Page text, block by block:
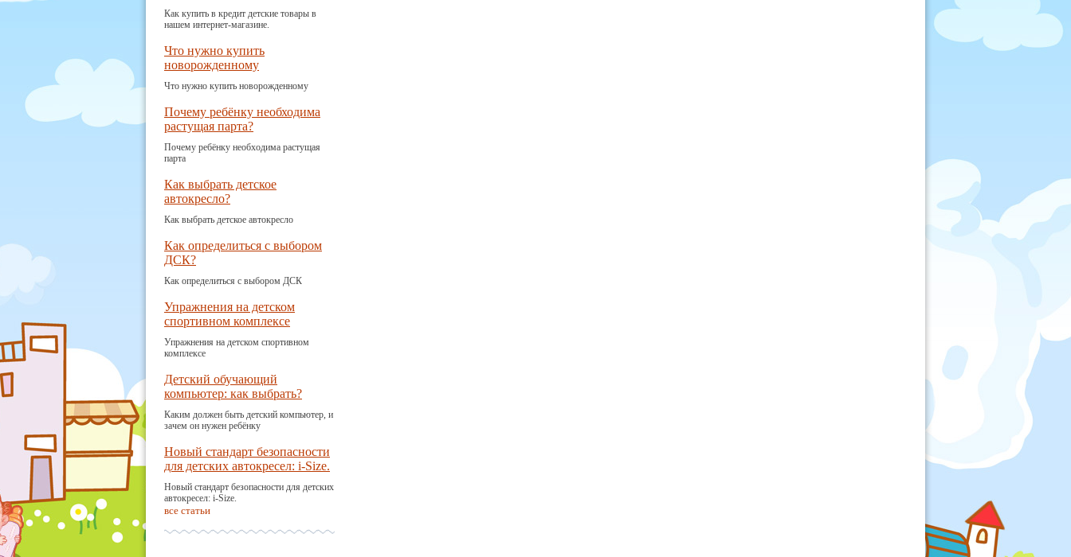
Как купить в кредит детские товары в
нашем интернет-магазине.
Что нужно купить
новорожденному
Что нужно купить новорожденному
Почему ребёнку необходима
растущая парта?
Почему ребёнку необходима растущая
парта
Как выбрать детское
автокресло?
Как выбрать детское автокресло
Как определиться с выбором
ДСК?
Как определиться с выбором ДСК
Упражнения на детском
спортивном комплексе
Упражнения на детском спортивном
комплексе
Детский обучающий
компьютер: как выбрать?
Каким должен быть детский компьютер, и
зачем он нужен ребёнку
Новый стандарт безопасности
для детских автокресел: i-Size.
Новый стандарт безопасности для детских
автокресел: i-Size.
все статьи